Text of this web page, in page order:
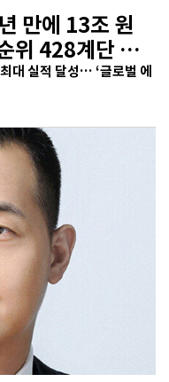
만에 13조 원
위 428계단 껑
대 실적 달성… ‘글로벌 에